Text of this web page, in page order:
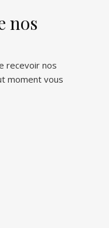
nos
recevoir nos
moment vous